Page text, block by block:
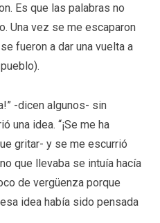
Es que las palabras no
Una vez se me escaparon
fueron a dar una vuelta a
-dicen algunos- sin
una idea. “¡Se me ha
gritar- y se me escurrió
que llevaba se intuía hacía
de vergüenza porque
idea había sido pensada